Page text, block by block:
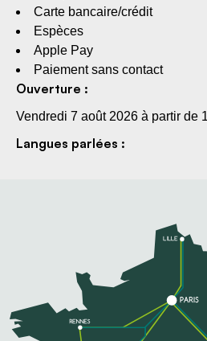
Carte bancaire/crédit
Espèces
Apple Pay
Paiement sans contact
Ouverture :
Vendredi 7 août 2026 à partir de
Langues parlées :